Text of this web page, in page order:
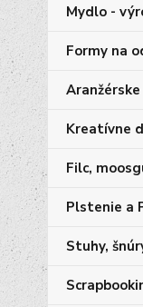
Mydlo -
Formy na
Kreatívne
Filc,
Plstenie a
Stuhy,